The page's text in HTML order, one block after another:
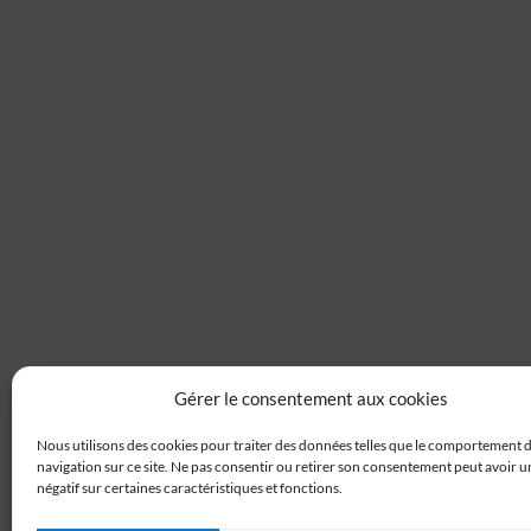
Gérer le consentement aux cookies
Nous utilisons des cookies pour traiter des données telles que le comportement
navigation sur ce site. Ne pas consentir ou retirer son consentement peut avoir
négatif sur certaines caractéristiques et fonctions.